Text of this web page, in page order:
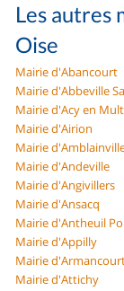
Les autres
Oise
Mairie d'Abancourt
Mairie d'Abbeville
Mairie d'Acy en
Mairie d'Airion
Mairie
Mairie d'Andeville
Mairie d'Angivillers
Mairie d'Ansacq
Mairie d'Antheuil
Mairie d'Appilly
Mairie
Mairie d'Attichy